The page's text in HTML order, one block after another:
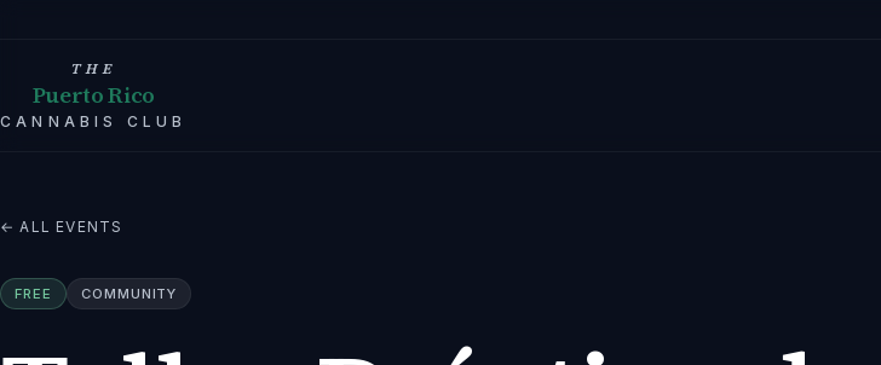
THE
Puerto Rico
CANNABIS CLUB
← ALL EVENTS
FREE COMMUNITY